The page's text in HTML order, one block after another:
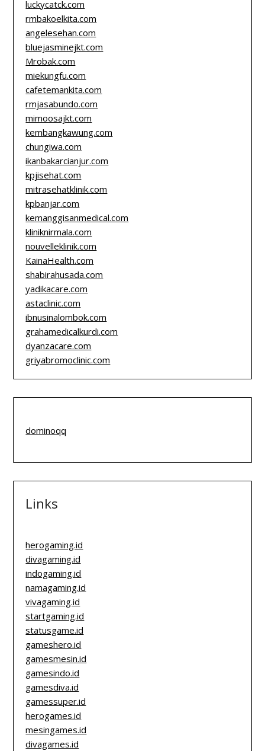
luckycatck.com
rmbakoelkita.com
angelesehan.com
bluejasminejkt.com
Mrobak.com
miekungfu.com
cafetemankita.com
rmjasabundo.com
mimoosajkt.com
kembangkawung.com
chungiwa.com
ikanbakarcianjur.com
kpjisehat.com
mitrasehatklinik.com
kpbanjar.com
kemanggisanmedical.com
kliniknirmala.com
nouvelleklinik.com
KainaHealth.com
shabirahusada.com
yadikacare.com
astaclinic.com
ibnusinalombok.com
grahamedicalkurdi.com
dyanzacare.com
griyabromoclinic.com
dominoqq
Links
herogaming.id
divagaming.id
indogaming.id
namagaming.id
vivagaming.id
startgaming.id
statusgame.id
gameshero.id
gamesmesin.id
gamesindo.id
gamesdiva.id
gamessuper.id
herogames.id
mesingames.id
divagames.id